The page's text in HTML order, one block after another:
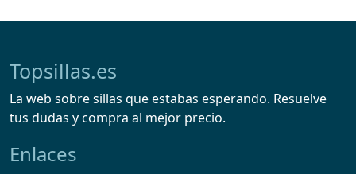
Topsillas.es
La web sobre sillas que estabas esperando. Resuelve
tus dudas y compra al mejor precio.
Enlaces